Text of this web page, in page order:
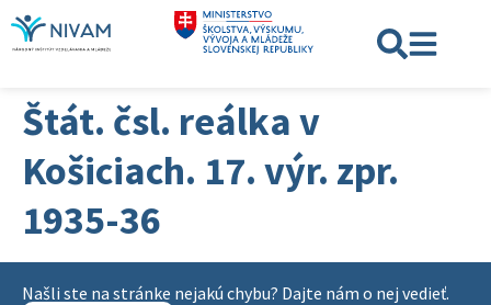
Štát. čsl. reálka v
Košiciach. 17. výr. zpr.
1935-36
Našli ste na stránke nejakú chybu? Dajte nám o nej vedieť.